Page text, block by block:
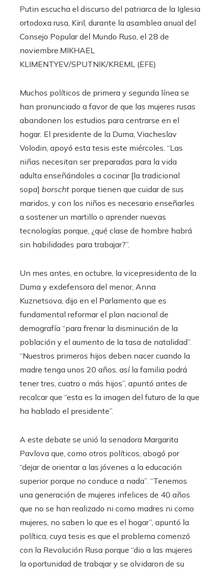
Putin escucha el discurso del patriarca de la Iglesia
ortodoxa rusa, Kiril, durante la asamblea anual del
Consejo Popular del Mundo Ruso, el 28 de
noviembre.MIKHAEL
KLIMENTYEV/SPUTNIK/KREML (EFE)
Muchos políticos de primera y segunda línea se
han pronunciado a favor de que las mujeres rusas
abandonen los estudios para centrarse en el
hogar. El presidente de la Duma, Viacheslav
Volodin, apoyó esta tesis este miércoles. “Las
niñas necesitan ser preparadas para la vida
adulta enseñándoles a cocinar [la tradicional
sopa] borscht porque tienen que cuidar de sus
maridos, y con los niños es necesario enseñarles
a sostener un martillo o aprender nuevas
tecnologías porque, ¿qué clase de hombre habrá
sin habilidades para trabajar?”.
Un mes antes, en octubre, la vicepresidenta de la
Duma y exdefensora del menor, Anna
Kuznetsova, dijo en el Parlamento que es
fundamental reformar el plan nacional de
demografía “para frenar la disminución de la
población y el aumento de la tasa de natalidad”.
“Nuestros primeros hijos deben nacer cuando la
madre tenga unos 20 años, así la familia podrá
tener tres, cuatro o más hijos”, apuntó antes de
recalcar que “esta es la imagen del futuro de la que
ha hablado el presidente”.
A este debate se unió la senadora Margarita
Pavlova que, como otros políticos, abogó por
“dejar de orientar a las jóvenes a la educación
superior porque no conduce a nada”. “Tenemos
una generación de mujeres infelices de 40 años
que no se han realizado ni como madres ni como
mujeres, no saben lo que es el hogar”, apuntó la
política, cuya tesis es que el problema comenzó
con la Revolución Rusa porque “dio a las mujeres
la oportunidad de trabajar y se olvidaron de su